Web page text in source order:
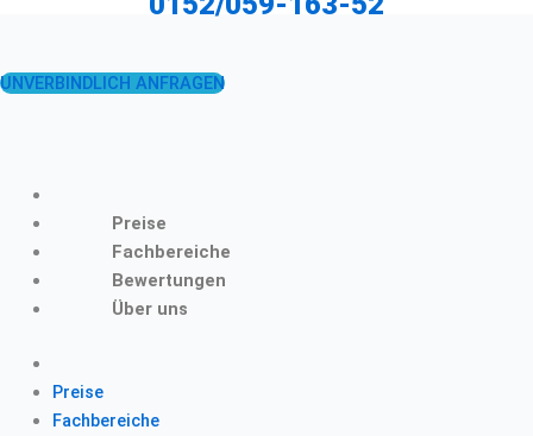
UNVERBINDLICH ANFRAGEN
Preise
Fachbereiche
Bewertungen
Über uns
Preise
Fachbereiche